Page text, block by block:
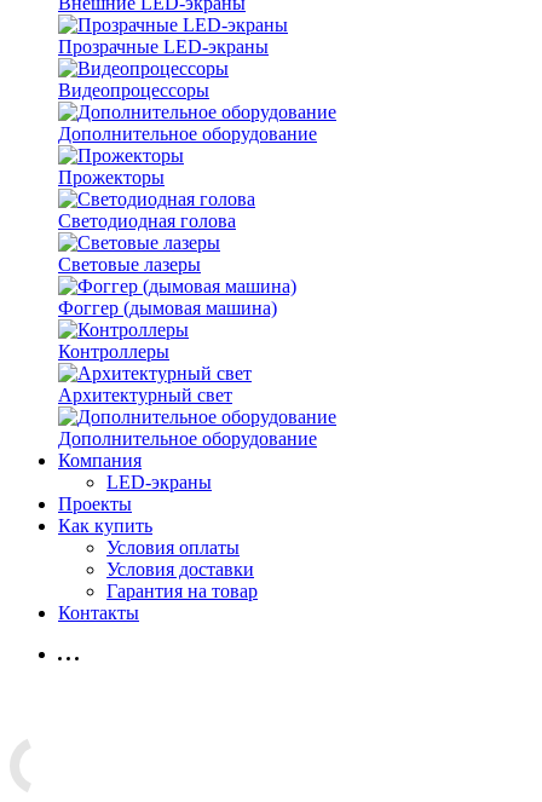
Прозрачные LED-экраны
Видеопроцессоры
Дополнительное оборудование
Прожекторы
Светодиодная голова
Световые лазеры
Фоггер (дымовая машина)
Контроллеры
Архитектурный свет
Дополнительное оборудование
Компания
LED-экраны
Проекты
Как купить
Условия оплаты
Условия доставки
Гарантия на товар
Контакты